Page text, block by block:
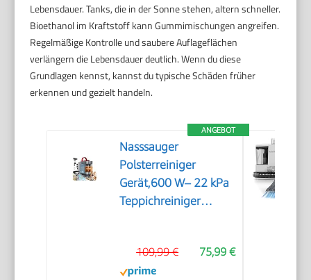
Lebensdauer. Tanks, die in der Sonne stehen, altern schneller.
Bioethanol im Kraftstoff kann Gummimischungen angreifen.
Regelmäßige Kontrolle und saubere Auflageflächen
verlängern die Lebensdauer deutlich. Wenn du diese
Grundlagen kennst, kannst du typische Schäden früher
erkennen und gezielt handeln.
ANGEBOT
Nasssauger
Polsterreiniger
Gerät,600 W– 22 kPa
Teppichreiniger
75,99 €
109,99 €